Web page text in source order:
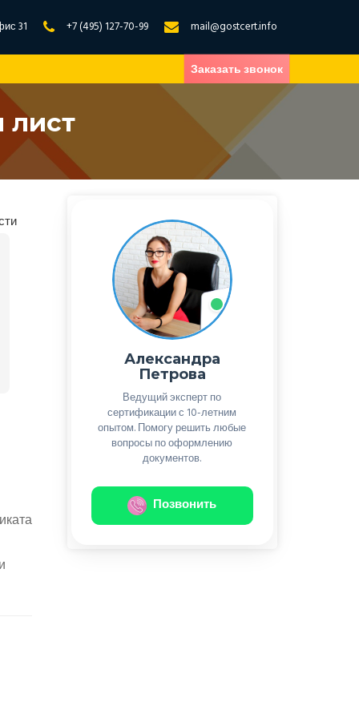
31 +7 (495) 127-70-99 mail@gostcert.info
Заказать звонок
лист
Александра
Петрова
Ведущий эксперт по
сертификации с 10-летним
опытом. Помогу решить любые
вопросы по оформлению
документов.
Позвонить